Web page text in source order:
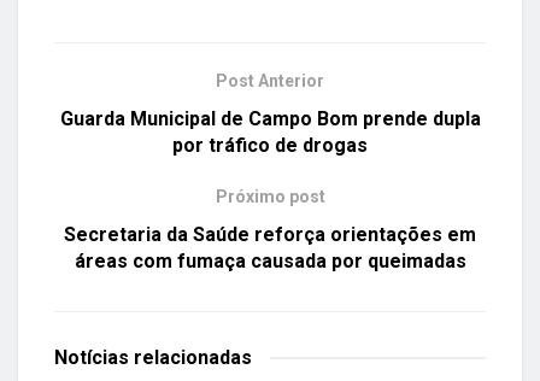
Post Anterior
Guarda Municipal de Campo Bom prende dupla
por tráfico de drogas
Próximo post
Secretaria da Saúde reforça orientações em
áreas com fumaça causada por queimadas
Notícias relacionadas